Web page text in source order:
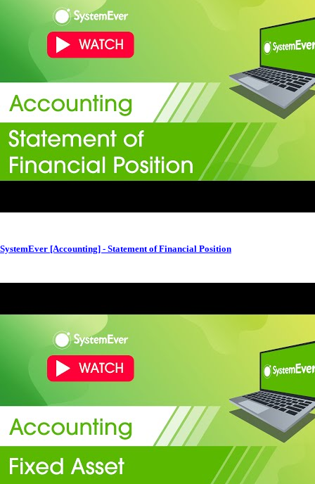
SystemEver [Accounting] - Statement of Financial Position